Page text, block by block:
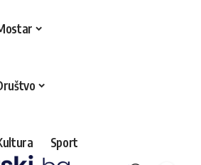
Sport